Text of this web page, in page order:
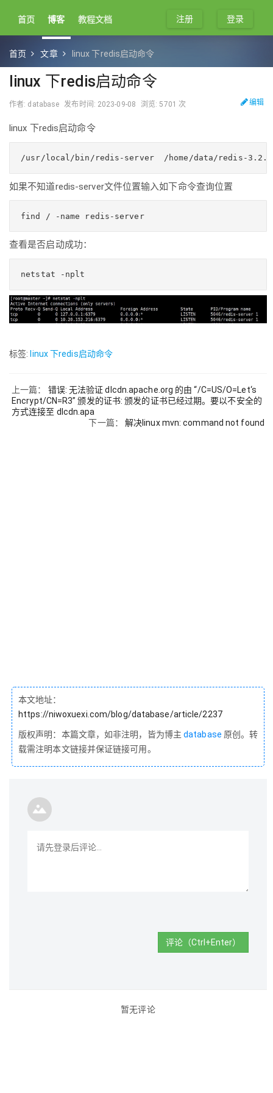
首页 博客 教程文档 登录
注册
首页 文章 linux 下redis启动命令
linux 下redis启动命令
作者: database 发布时间: 2023-09-08 浏览: 5701 次 编辑
linux 下redis启动命令
/usr/local/bin/redis-server  /home/data/redis-
如果不知道redis-server文件位置输入如下命令查询位置
find / -name redis-server
查看是否启动成功：
netstat -nplt
标签: linux 下redis启动命令
上一篇： 错误: 无法验证 dlcdn.apache.org 的由 “/C=US/O=Let‘s
Encrypt/CN=R3” 颁发的证书: 颁发的证书已经过期。要以不安全的
方式连接至 dlcdn.apa
下一篇： 解决linux mvn: command not found
本文地址：
https://niwoxuexi.com/blog/database/article/2237
版权声明：本篇文章，如非注明，皆为博主database 原创。转
载需注明本文链接并保证链接可用。
评论（Ctrl+Enter）
暂无评论